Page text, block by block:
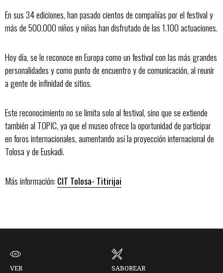
En sus 34 ediciones, han pasado cientos de compañías por el festival y
más de 500.000 niños y niñas han disfrutado de las 1.100 actuaciones.
Hoy día, se le reconoce en Europa como un festival con las más grandes
personalidades y como punto de encuentro y de comunicación, al reunir
a gente de infinidad de sitios.
Este reconocimiento no se limita solo al festival, sino que se extiende
también al TOPIC, ya que el museo ofrece la oportunidad de participar
en foros internacionales, aumentando así la proyección internacional de
Tolosa y de Euskadi.
Más información: CIT Tolosa- Titirijai
VER SABOREAR